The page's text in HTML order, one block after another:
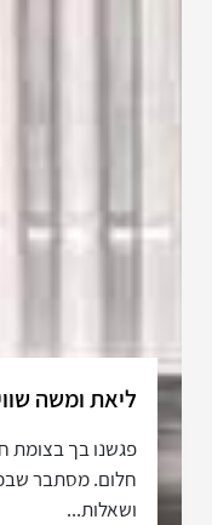
ליאת ומשה
פגשנו בך בצומת
חלום. מסתבר
ושאלות...